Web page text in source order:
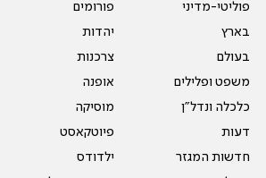
פוליטי-מדיני
בארץ
בעולם
משפט ופלילים
כלכלה ונדל"ן
דעות
חדשות המגזר
פורומים
יהדות
צרכנות
אופנה
מוסיקה
פיוטקאסט
ילדודס